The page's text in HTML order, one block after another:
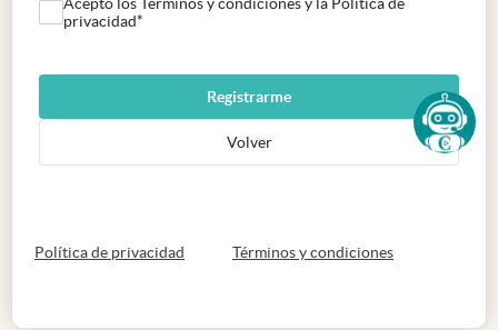
privacidad*
Registrarme
Volver
Política de privacidad abre en nueva pestaña
Términos y condicionesabre en nueva